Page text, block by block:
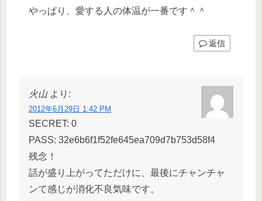
やっぱり、愛する人の体温が一番です＾＾
返信
火山 より:
2012年6月29日 1:42 PM
SECRET: 0
PASS: 32e6b6f1f52fe645ea709d7b753d58f4
残念！
話が盛り上がってただけに、最後にチャンチャ
ンて感じが消化不良気味です。